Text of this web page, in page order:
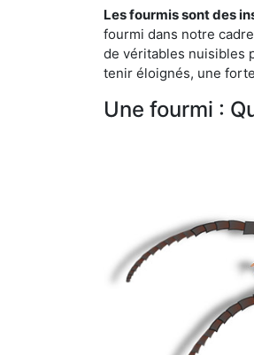
Les fourmis sont des
fourmi dans notre
de véritables nuisibles
tenir éloignés, une
Une fourmi :